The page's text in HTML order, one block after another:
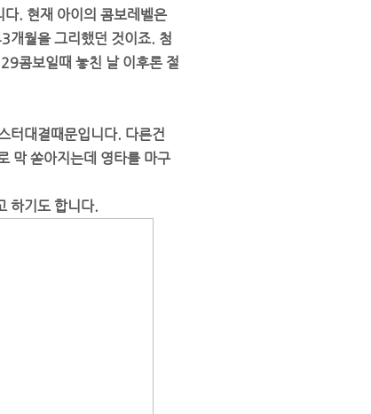
. 현재 아이의 콤보레벨은
개월을 그리했던 것이죠. 첨
콤보일때 놓친 날 이후론 절
터대결때문입니다. 다른건
막 쏟아지는데 영타를 마구
하기도 합니다.